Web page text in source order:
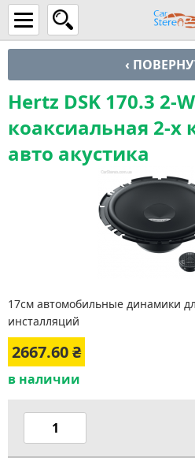
‹
Hertz DSK 170.3 2-
коаксиальная 2-х
авто акустика
17см автомобильные динамики
инсталляций
2667.60₴
в наличии